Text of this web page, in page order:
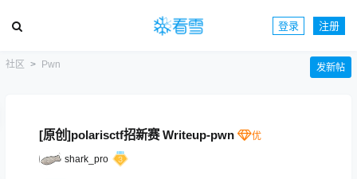
登录 注册
社区 Pwn 发新帖
[原创]polarisctf招新赛 Writeup-pwn
shark_pro